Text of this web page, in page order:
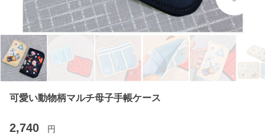
可愛い動物柄マルチ母子手帳ケース
2,740 円